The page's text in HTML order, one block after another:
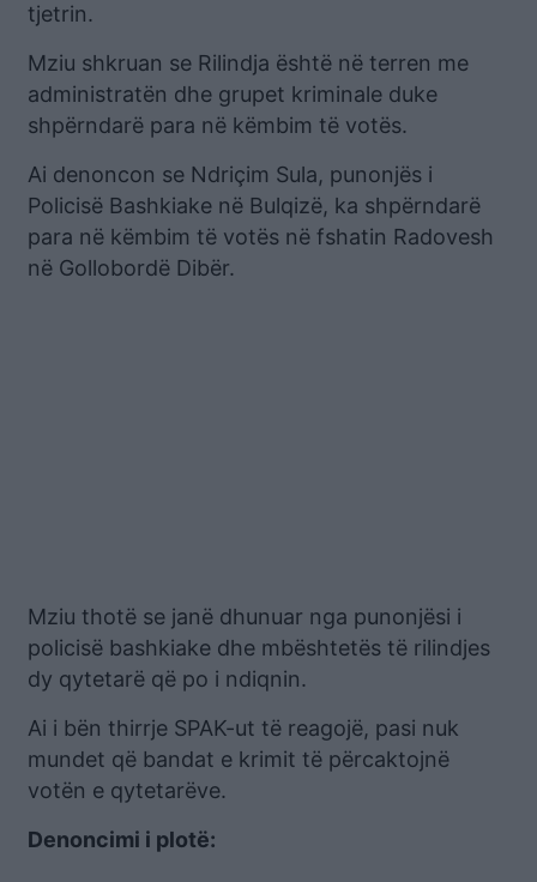
tjetrin.
Mziu shkruan se Rilindja është në terren me
administratën dhe grupet kriminale duke
shpërndarë para në këmbim të votës.
Ai denoncon se Ndriçim Sula, punonjës i
Policisë Bashkiake në Bulqizë, ka shpërndarë
para në këmbim të votës në fshatin Radovesh
në Gollobordë Dibër.
Mziu thotë se janë dhunuar nga punonjësi i
policisë bashkiake dhe mbështetës të rilindjes
dy qytetarë që po i ndiqnin.
Ai i bën thirrje SPAK-ut të reagojë, pasi nuk
mundet që bandat e krimit të përcaktojnë
votën e qytetarëve.
Denoncimi i plotë: